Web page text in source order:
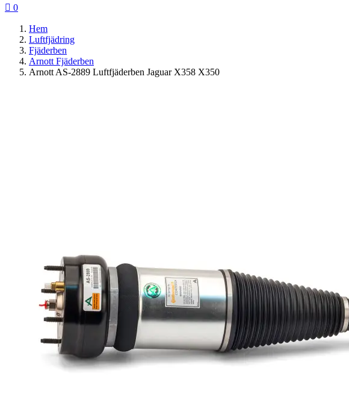
 0
Hem
Luftfjädring
Fjäderben
Arnott Fjäderben
Arnott AS-2889 Luftfjäderben Jaguar X358 X350